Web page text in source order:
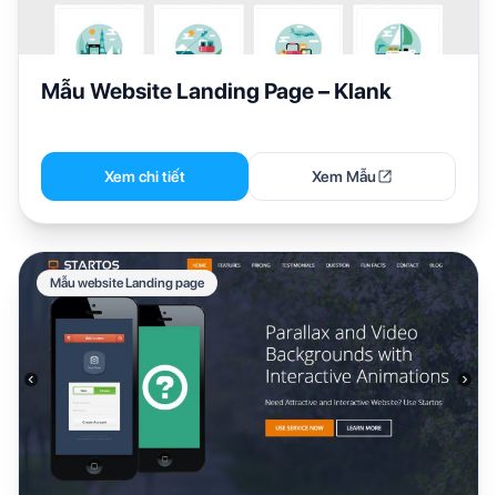
Mẫu Website Landing Page – Klank
Xem chi tiết Xem Mẫu
Mẫu website Landing page